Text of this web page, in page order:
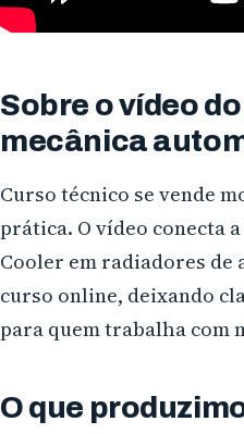
Sobre o vídeo
mecânica
Curso técnico se vende
prática. O vídeo conecta
Cooler em radiadores de
curso online, deixando
para quem trabalha com
O que